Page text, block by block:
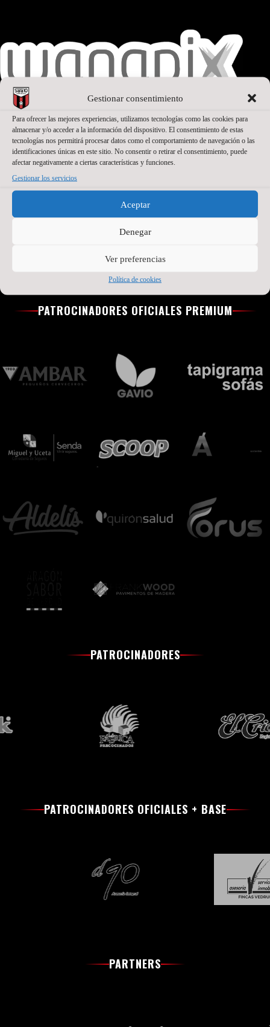
Gestionar consentimiento
Para ofrecer las mejores experiencias, utilizamos tecnologías como las cookies para
almacenar y/o acceder a la información del dispositivo. El consentimiento de estas
tecnologías nos permitirá procesar datos como el comportamiento de navegación o las
identificaciones únicas en este sitio. No consentir o retirar el consentimiento, puede
afectar negativamente a ciertas características y funciones.
Gestionar los servicios
Aceptar
Denegar
Ver preferencias
Política de cookies
SEGUNDO PATROCINADOR
PATROCINADORES OFICIALES PREMIUM
PATROCINADORES
PATROCINADORES OFICIALES + BASE
PARTNERS